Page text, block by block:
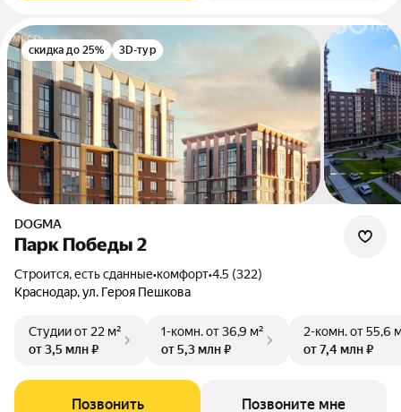
скидка до 25% 3D-тур
DOGMA
Парк Победы 2
Строится, есть сданные•комфорт•4.5 (322)
Краснодар, ул. Героя Пешкова
Студииот 22 м²
от 3,5 млн ₽
1-комн.от 36,9 м²
от 5,3 млн ₽
2-комн.от 55,6
от 7,4 млн ₽
Позвонить Позвоните мне